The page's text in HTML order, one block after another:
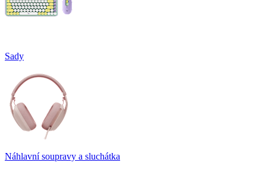
Sady
Náhlavní soupravy a sluchátka